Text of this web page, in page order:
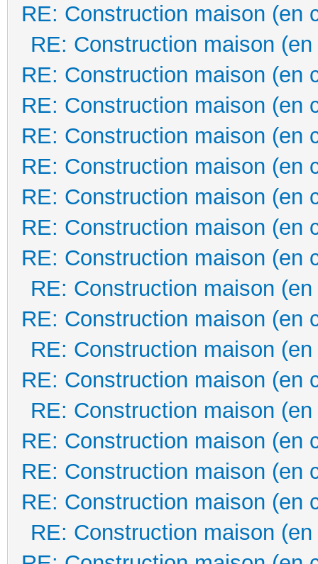
RE: Construction maison (en
RE: Construction maison
RE: Construction maison (en
RE: Construction maison (en
RE: Construction maison (en
RE: Construction maison (en
RE: Construction maison (en
RE: Construction maison (en
RE: Construction maison (en
RE: Construction maison
RE: Construction maison (en
RE: Construction maison
RE: Construction maison (en
RE: Construction maison
RE: Construction maison (en
RE: Construction maison (en
RE: Construction maison (en
RE: Construction maison